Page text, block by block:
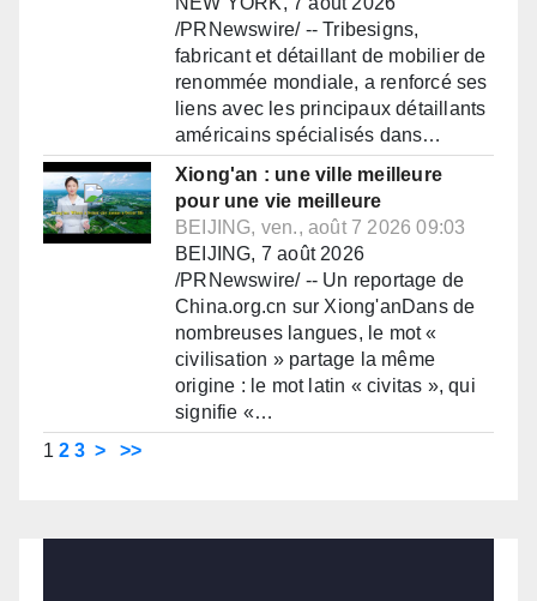
/PRNewswire/ -- Tribesigns,
fabricant et détaillant de mobilier de
renommée mondiale, a renforcé ses
liens avec les principaux détaillants
américains spécialisés dans…
Xiong'an : une ville meilleure
pour une vie meilleure
BEIJING, ven., août 7 2026 09:03
BEIJING, 7 août 2026
/PRNewswire/ -- Un reportage de
China.org.cn sur Xiong'anDans de
nombreuses langues, le mot «
civilisation » partage la même
origine : le mot latin « civitas », qui
signifie «…
1 2 3 > >>